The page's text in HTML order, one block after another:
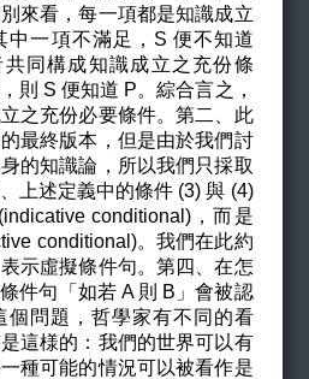
來看，每一項都是知識成立
中一項不滿足，S 便不知道
同構成知識成立之充份條
則 S 便知道 P。綜合言之，
之充份必要條件。第二、此
最終版本，但是由於我們討
的知識論，所以我們只採取
上述定義中的條件 (3) 與 (4)
conditional)，而是
conditional)。我們在此約
示虛擬條件句。第四、在怎
件句「如若 A 則 B」會被認
個問題，哲學家有不同的看
這様的：我們的世界可以有
種可能的情況可以被看作是